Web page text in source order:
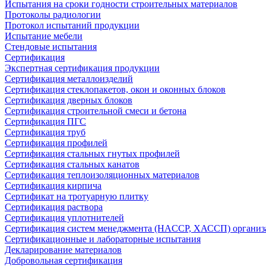
Испытания на сроки годности строительных материалов
Протоколы радиологии
Протокол испытаний продукции
Испытание мебели
Стендовые испытания
Сертификация
Экспертная сертификация продукции
Сертификация металлоизделий
Сертификация стеклопакетов, окон и оконных блоков
Сертификация дверных блоков
Сертификация строительной смеси и бетона
Сертификация ПГС
Сертификация труб
Сертификация профилей
Сертификация стальных гнутых профилей
Сертификация стальных канатов
Сертификация теплоизоляционных материалов
Сертификация кирпича
Сертификат на тротуарную плитку
Сертификация раствора
Сертификация уплотнителей
Сертификация систем менеджмента (HACCP, ХАССП)
Сертификационные и лабораторные испытания
Декларирование материалов
Добровольная сертификация